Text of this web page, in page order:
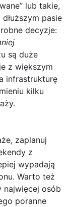
lub takie,
pasie
decyzje:
są duże
z większym
infrastrukturę
kilku
zaplanuj
z
wypadają
Warto też
osób
poranne